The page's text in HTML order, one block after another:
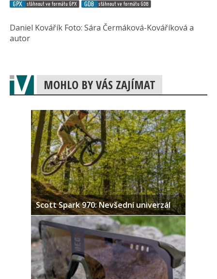
Daniel Kovářík Foto: Sára Čermáková-Kováříková a
autor
MOHLO BY VÁS ZAJÍMAT
Scott Spark 970: Nevšední univerzál